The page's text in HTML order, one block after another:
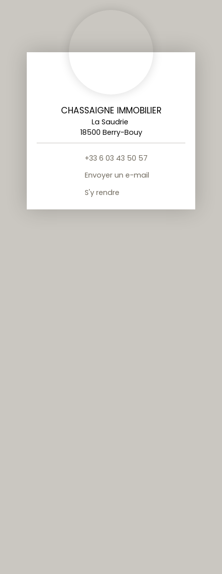
CHASSAIGNE IMMOBILIER
La Saudrie
18500 Berry-Bouy
+33 6 03 43 50 57
Envoyer un e-mail
S'y rendre